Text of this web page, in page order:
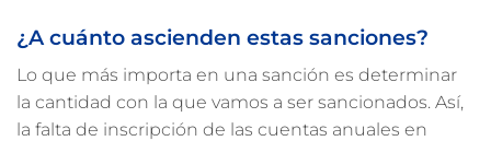
¿A cuánto ascienden estas sanciones?
Lo que más importa en una sanción es determinar
la cantidad con la que vamos a ser sancionados. Así,
la falta de inscripción de las cuentas anuales en